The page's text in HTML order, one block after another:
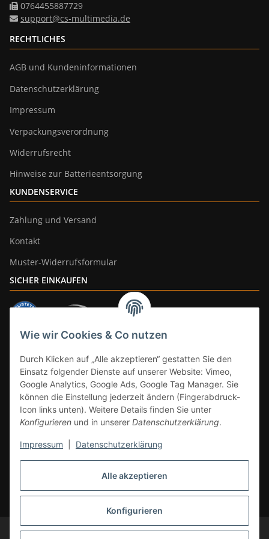
Alle akzeptieren
Konfigurieren
Wie wir Cookies & Co nutzen
Durch Klicken auf „Alle akzeptieren“ gestatten Sie den
Einsatz folgender Dienste auf unserer Website: Vimeo,
Google Analytics, Google Ads, Google Tag Manager. Sie
können die Einstellung jederzeit ändern (Fingerabdruck-
Icon links unten). Weitere Details finden Sie unter
Konfigurieren und in unserer Datenschutzerklärung.
Impressum Datenschutzerklärung
0764455887729
support@cs-multimedia.de
RECHTLICHES
AGB und Kundeninformationen
Datenschutzerklärung
Impressum
Verpackungsverordnung
Widerrufsrecht
Hinweise zur Batterieentsorgung
KUNDENSERVICE
Zahlung und Versand
Kontakt
Muster-Widerrufsformular
SICHER EINKAUFEN
* Alle Preise inkl. gesetzlicher Mwst., zzgl.Versand
DE, gilt nicht für Großgeräte per Spedition). Artikel mit 0% MwSt. (gem. §
© CS-Multimedia GmbH
Änderungen und Irrtümer vorbehalten.